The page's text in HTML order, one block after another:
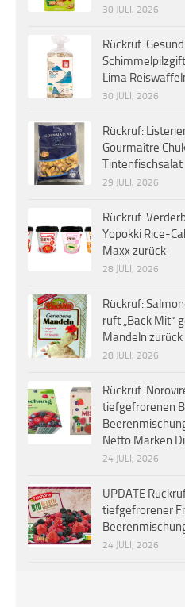
30 JULI, 2026
Rückruf:
Lima
30 JULI, 2026
Rückruf:
Gourmaître
Tintenfischsalat
29 JULI, 2026
Rückruf:
Yopokki Rice-
Maxx zurück
28 JULI, 2026
Rückruf:
ruft „Back Mit“
Mandeln zurück
28 JULI, 2026
Rückruf:
tiefgefrorenen
Netto Marken
24 JULI, 2026
UPDATE
tiefgefrorener
24 JULI, 2026